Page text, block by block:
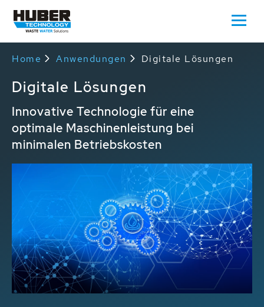
Home Anwendungen Digitale Lösungen
Digitale Lösungen
Innovative Technologie für eine
optimale Maschinenleistung bei
minimalen Betriebskosten